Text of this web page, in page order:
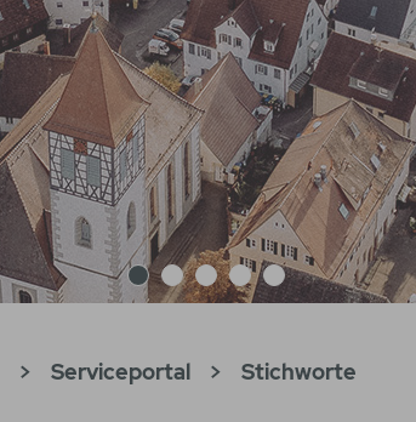
1 2 3 4 5
> Serviceportal > Stichworte